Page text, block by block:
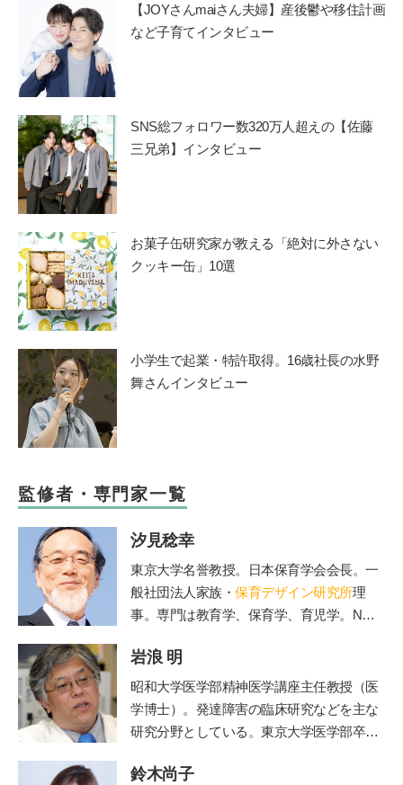
【JOYさんmaiさん夫婦】産後鬱や移住計画
など子育てインタビュー
SNS総フォロワー数320万人超えの【佐藤
三兄弟】インタビュー
お菓子缶研究家が教える「絶対に外さない
クッキー缶」10選
小学生で起業・特許取得。16歳社長の水野
舞さんインタビュー
監修者・専門家一覧
汐見稔幸
東京大学名誉教授。日本保育学会会長。一
般社団法人家族・ 保育デザイン研究所理
事。専門は教育学、保育学、育児学。NHK
なじみ。保育者と保護者の交流誌『
カーレ』編集長。著書に『新装版 0～3歳
能力を育てる 好奇心を引き出す』（主婦
の友社）、『3～6歳 能力を伸ばす 個性
岩浪 明
昭和大学医学部精神医学講座主任教授（医
学博士）。発達障害の臨床研究などを主な
研究分野としている。東京大学医学部卒業
東京大学医学部精神医学教室助教授、埼玉
鈴木尚子